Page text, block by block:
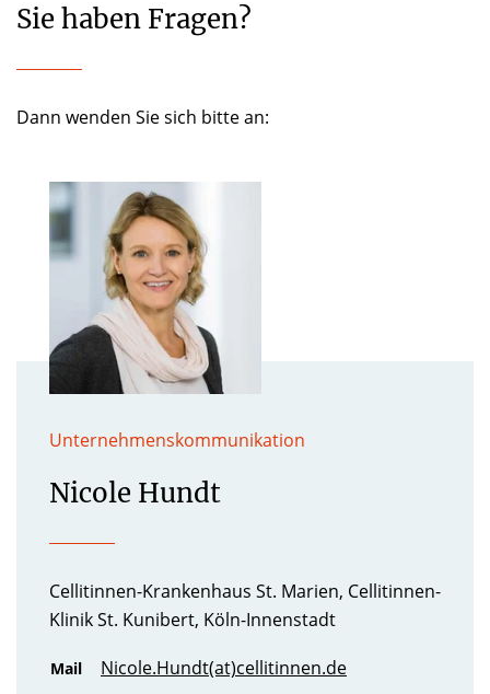
Sie haben Fragen?
Dann wenden Sie sich bitte an:
Unternehmenskommunikation
Nicole Hundt
Cellitinnen-Krankenhaus St. Marien, Cellitinnen-
Klinik St. Kunibert, Köln-Innenstadt
Mail Nicole.Hundt(at)cellitinnen.de